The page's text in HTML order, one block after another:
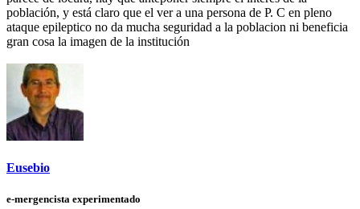
población, y está claro que el ver a una persona de P. C en pleno
ataque epileptico no da mucha seguridad a la poblacion ni beneficia
gran cosa la imagen de la institución
Eusebio
e-mergencista experimentado